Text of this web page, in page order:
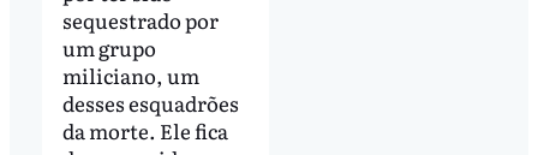
sequestrado por
um grupo
miliciano, um
desses esquadrões
da morte. Ele fica